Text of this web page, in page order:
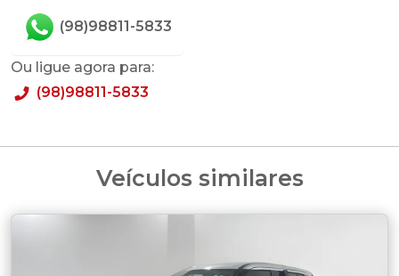
(98)98811-5833
Ou ligue agora para:
(98)98811-5833
Veículos similares